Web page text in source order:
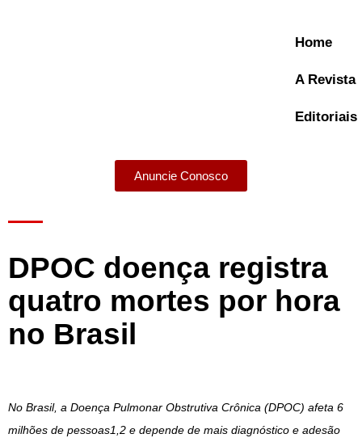
Home
A Revista
Editoriais
Anuncie Conosco
DPOC doença registra
quatro mortes por hora
no Brasil
No Brasil, a Doença Pulmonar Obstrutiva Crônica (DPOC) afeta 6
milhões de pessoas1,2 e depende de mais diagnóstico e adesão